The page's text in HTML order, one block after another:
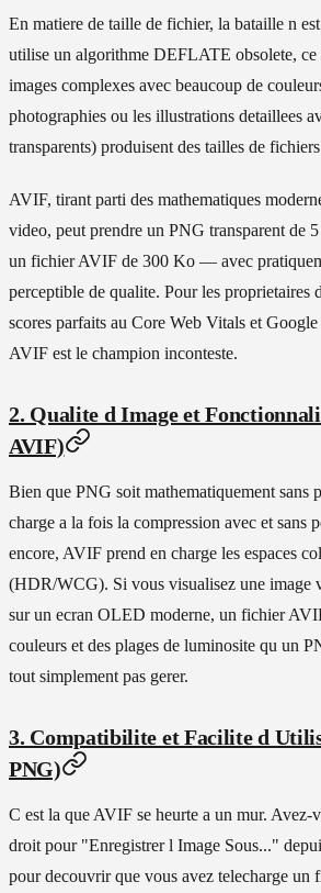
En matiere de taille de fichier, la bataille n
utilise un algorithme DEFLATE obsolete,
images complexes avec beaucoup de
photographies ou les illustrations detaillees
transparents) produisent des tailles de
AVIF, tirant parti des mathematiques
video, peut prendre un PNG transparent de
un fichier AVIF de 300 Ko — avec
perceptible de qualite. Pour les proprietaires
scores parfaits au Core Web Vitals et
AVIF est le champion inconteste.
2. Qualite d Image et
AVIF)
Bien que PNG soit mathematiquement sans
charge a la fois la compression avec et sans
encore, AVIF prend en charge les espaces
(HDR/WCG). Si vous visualisez une image
sur un ecran OLED moderne, un fichier
couleurs et des plages de luminosite qu un
tout simplement pas gerer.
3. Compatibilite et Facilite d
PNG)
C est la que AVIF se heurte a un mur. Avez-
droit pour "Enregistrer l Image Sous..."
pour decouvrir que vous avez telecharge un